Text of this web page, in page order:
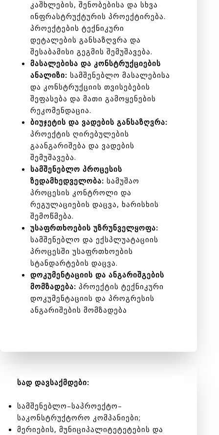
კაშხლების, შენობებისა და სხვა
ინფრასტრუქტურის პროექტირება.
პროექტების ტექნიკური
დეტალების განსაზღვრა და
შესაბამისი გეგმის შემუშავება.
მასალებისა და კონსტრუქციების
ანალიზი: სამშენებლო მასალებისა
და კონსტრუქციის თვისებების
შეფასება და მათი გამოყენების
რეკომენდაცია.
ბიუჯეტის და ვადების განსაზღვრა:
პროექტის ღირებულების
გაანგარიშება და ვადების
შემუშავება.
სამშენებლო პროცესის
ზედამხედველობა: სამუშაო
პროცესის კონტროლი და
რეგულაციების დაცვა, ხარისხის
შემოწმება.
უსაფრთხოების უზრუნველყოფა:
სამშენებლო და ექსპლუატაციის
პროცესში უსაფრთხოების
სტანდარტების დაცვა.
დოკუმენტაციის და ანგარიშგების
მომზადება: პროექტის ტექნიკური
დოკუმენტაციის და პროგრესის
ანგარიშების მომზადება
სად დავსაქმდები:
სამშენებლო–საპროექტო–
საკონსტრუქტორო კომპანიები;
მერიების, მუნიციპალიტეტეტების და